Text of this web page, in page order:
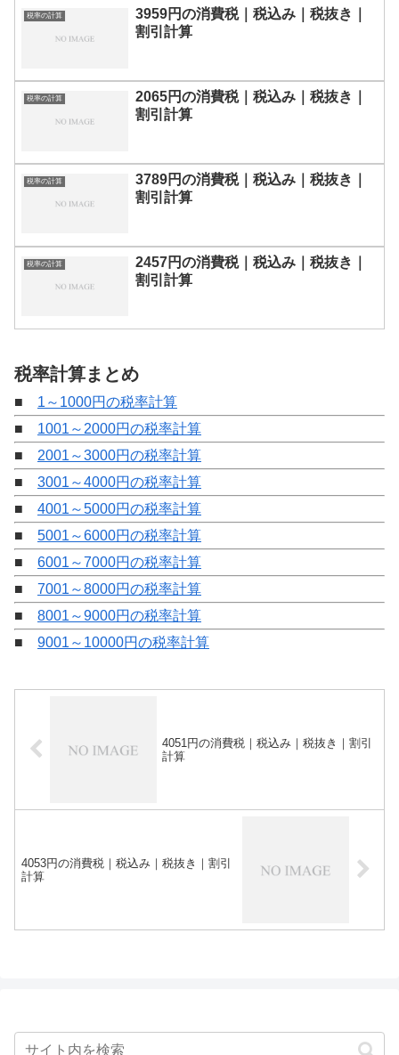
税率の計算
3959円の消費税｜税込み｜税抜き｜
割引計算
税率の計算
2065円の消費税｜税込み｜税抜き｜
割引計算
税率の計算
3789円の消費税｜税込み｜税抜き｜
割引計算
税率の計算
2457円の消費税｜税込み｜税抜き｜
割引計算
税率計算まとめ
■ 1～1000円の税率計算
■ 1001～2000円の税率計算
■ 2001～3000円の税率計算
■ 3001～4000円の税率計算
■ 4001～5000円の税率計算
■ 5001～6000円の税率計算
■ 6001～7000円の税率計算
■ 7001～8000円の税率計算
■ 8001～9000円の税率計算
■ 9001～10000円の税率計算
4051円の消費税｜税込み｜税抜き｜割引
計算
4053円の消費税｜税込み｜税抜き｜割引
計算